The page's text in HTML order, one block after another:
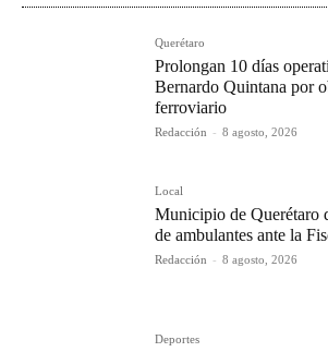
Querétaro
Prolongan 10 días
Bernardo Quintana por
ferroviario
Redacción - 8 agosto, 2026
Local
Municipio de Querétaro
de ambulantes ante la
Redacción - 8 agosto, 2026
Deportes